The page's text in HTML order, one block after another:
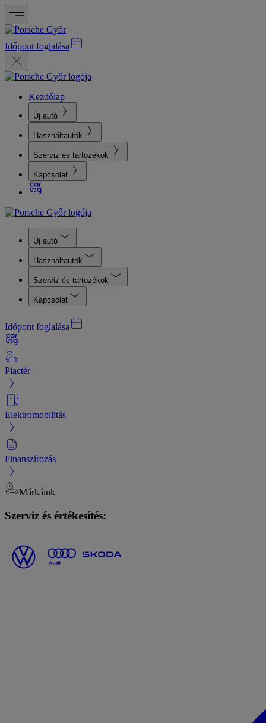
Időpont foglalása
Kezdőlap
Új autó
Használtautók
Szerviz és tartozékok
Kapcsolat
Új autó
Használtautók
Szerviz és tartozékok
Kapcsolat
Időpont foglalása
Piactér
Elektromobilitás
Finanszírozás
Márkáink
Szerviz és értékesítés: